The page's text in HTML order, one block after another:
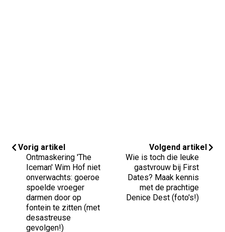
Vorig artikel
Ontmaskering 'The
Iceman' Wim Hof niet
onverwachts: goeroe
spoelde vroeger
darmen door op
fontein te zitten (met
desastreuse
gevolgen!)
Volgend artikel
Wie is toch die leuke
gastvrouw bij First
Dates? Maak kennis
met de prachtige
Denice Dest (foto's!)